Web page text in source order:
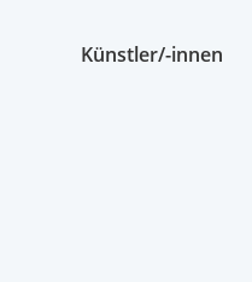
Künstler/-innen